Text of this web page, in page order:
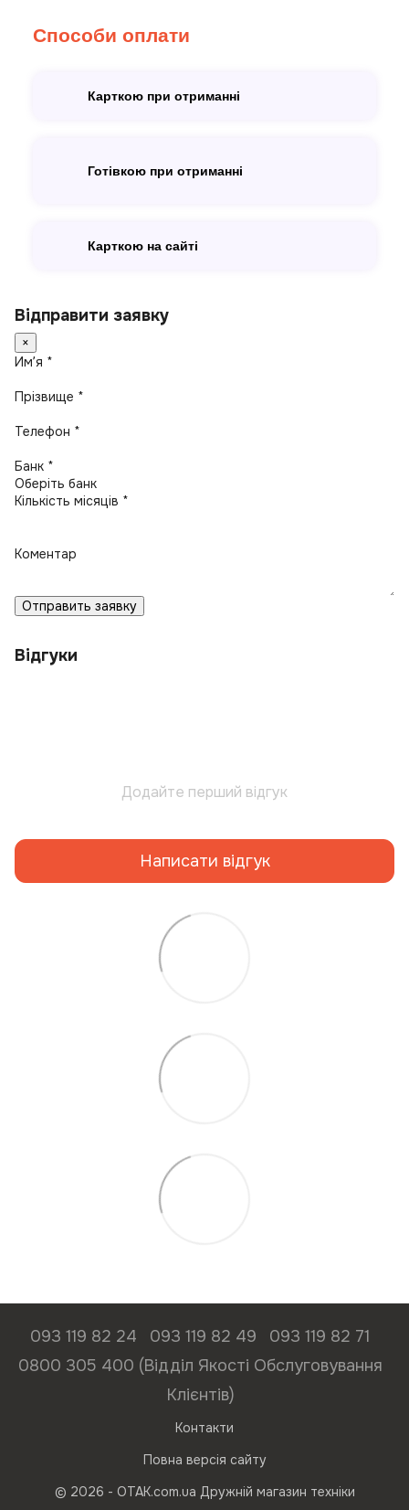
Способи оплати
Карткою при отриманні
Готівкою при отриманні
Карткою на сайті
Відправити заявку
×
Имʼя *
Прізвище *
Телефон *
Банк *
Кількість місяців *
Коментар
Отправить заявку
Відгуки
Додайте перший відгук
Написати відгук
093 119 82 24 093 119 82 49
093 119 82 71
0800 305 400 (Відділ Якості Обслуговування
Клієнтів)
Контакти
Повна версія сайту
© 2026 - ОТАК.com.ua Дружній магазин техніки